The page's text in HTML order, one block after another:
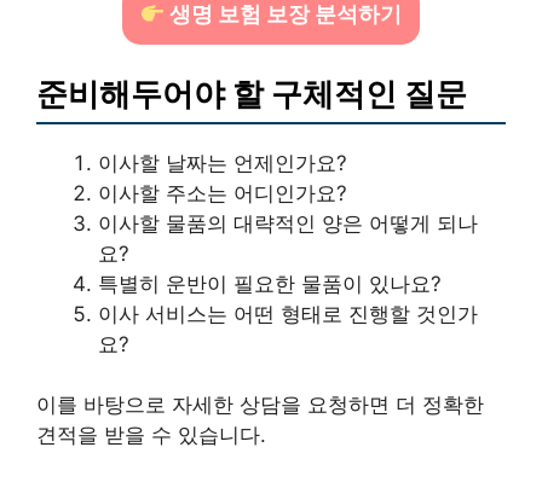
생명 보험 보장 분석하기
준비해두어야 할 구체적인 질문
이사할 날짜는 언제인가요?
이사할 주소는 어디인가요?
이사할 물품의 대략적인 양은 어떻게 되나
요?
특별히 운반이 필요한 물품이 있나요?
이사 서비스는 어떤 형태로 진행할 것인가
요?
이를 바탕으로 자세한 상담을 요청하면 더 정확한
견적을 받을 수 있습니다.